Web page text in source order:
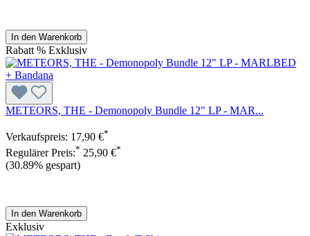
In den Warenkorb
Rabatt % Exklusiv
METEORS, THE - Demonopoly Bundle 12" LP - MAR...
Verkaufspreis: 17,90 €*
Regulärer Preis:* 25,90 €*
(30.89% gespart)
In den Warenkorb
Exklusiv